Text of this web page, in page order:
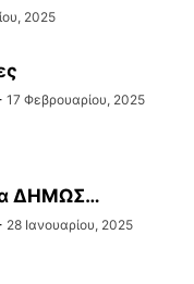
2025
17 Φεβρουαρίου, 2025
ΔΗΜΩΣ…
28 Ιανουαρίου, 2025